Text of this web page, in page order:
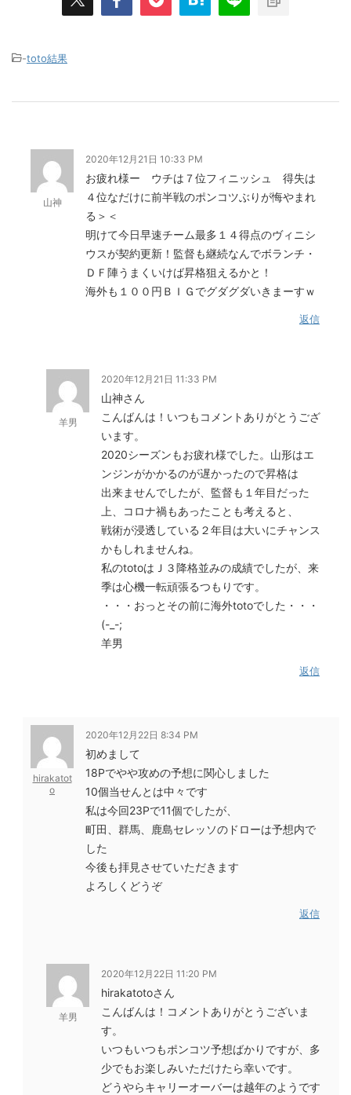
-toto結果
山神
2020年12月21日 10:33 PM
お疲れ様ー ウチは７位フィニッシュ 得失は
４位なだけに前半戦のポンコツぶりが悔やまれ
る＞＜
明けて今日早速チーム最多１４得点のヴィニシ
ウスが契約更新！監督も継続なんでボランチ・
ＤＦ陣うまくいけば昇格狙えるかと！
海外も１００円ＢＩＧでグダグダいきまーすｗ
返信
羊男
2020年12月21日 11:33 PM
山神さん
こんばんは！いつもコメントありがとうござ
います。
2020シーズンもお疲れ様でした。山形はエ
ンジンがかかるのが遅かったので昇格は
出来ませんでしたが、監督も１年目だった
上、コロナ禍もあったことも考えると、
戦術が浸透している２年目は大いにチャンス
かもしれませんね。
私のtotoはＪ３降格並みの成績でしたが、来
季は心機一転頑張るつもりです。
・・・おっとその前に海外totoでした・・・
(-_-;
羊男
返信
hirakatot
o
2020年12月22日 8:34 PM
初めまして
18Pでやや攻めの予想に関心しました
10個当せんとは中々です
私は今回23Pで11個でしたが、
町田、群馬、鹿島セレッソのドローは予想内で
した
今後も拝見させていただきます
よろしくどうぞ
返信
羊男
2020年12月22日 11:20 PM
hirakatotoさん
こんばんは！コメントありがとうございま
す。
いつもいつもポンコツ予想ばかりですが、多
少でもお楽しみいただけたら幸いです。
どうやらキャリーオーバーは越年のようです